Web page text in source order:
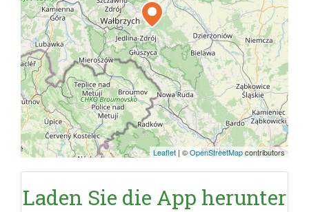
Leaflet |©OpenStreetMapcontributors
Laden Sie die App herunter